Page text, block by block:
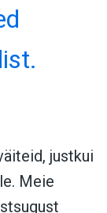
justkui
Meie